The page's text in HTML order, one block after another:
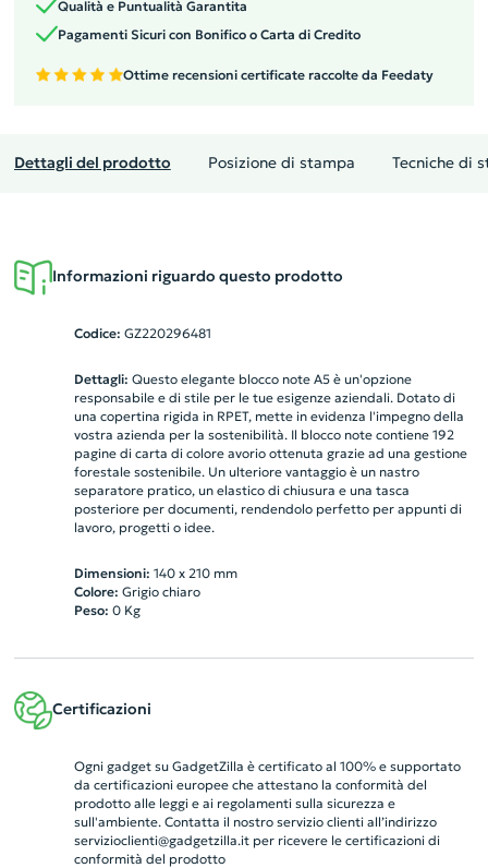
Qualità e Puntualità Garantita
Pagamenti Sicuri con Bonifico o Carta di Credito
Ottime recensioni certificate raccolte da Feedaty
Dettagli del prodotto Posizione di stampa Tecniche di
Informazioni riguardo questo prodotto
Codice: GZ220296481
Dettagli: Questo elegante blocco note A5 è un'opzione
responsabile e di stile per le tue esigenze aziendali. Dotato di
una copertina rigida in RPET, mette in evidenza l'impegno della
vostra azienda per la sostenibilità. Il blocco note contiene 192
pagine di carta di colore avorio ottenuta grazie ad una gestione
forestale sostenibile. Un ulteriore vantaggio è un nastro
separatore pratico, un elastico di chiusura e una tasca
posteriore per documenti, rendendolo perfetto per appunti di
lavoro, progetti o idee.
Dimensioni: 140 x 210 mm
Colore: Grigio chiaro
Peso: 0Kg
Certificazioni
Ogni gadget su GadgetZilla è certificato al 100% e supportato
da certificazioni europee che attestano la conformità del
prodotto alle leggi e ai regolamenti sulla sicurezza e
sull'ambiente. Contatta il nostro servizio clienti all’indirizzo
servizioclienti@gadgetzilla.itper ricevere le certificazioni di
conformità del prodotto